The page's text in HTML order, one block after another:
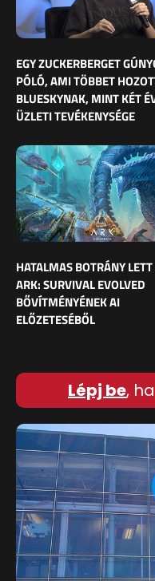
EGY ZUCKERBERGET
PÓLÓ, AMI TÖBBET
BLUESKYNAK, MINT KÉT
ÜZLETI TEVÉKENYSÉGE
HATALMAS BOTRÁNY
ARK: SURVIVAL EVOLVED
BŐVÍTMÉNYÉNEK AI
ELŐZETESÉBŐL
Lépj be,